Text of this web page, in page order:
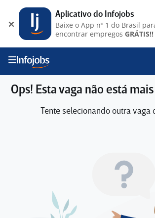
Ops! Esta vaga não está
Tente selecionando outra vaga
Aplicativo do Infojobs
Baixe o App nº 1 do Brasil
encontrar empregos GRÁTIS!!